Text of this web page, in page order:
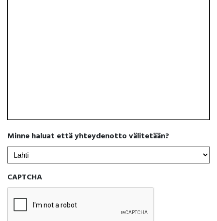
Minne haluat että yhteydenotto välitetään?
CAPTCHA